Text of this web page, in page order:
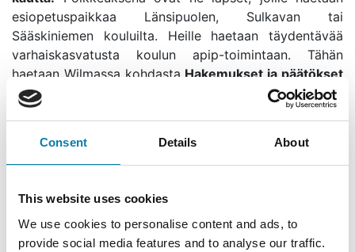
Consent Details About
This website uses cookies
We use cookies to personalise content and ads, to
provide social media features and to analyse our traffic.
esiopetuspaikkaa Länsipuolen, Sulkavan tai
Sääskiniemen kouluilta. Heille haetaan täydentävää
varhaiskasvatusta koulun apip-toimintaan. Tähän
haetaan Wilmassa kohdasta Hakemukset ja päätökset
-> Tee uusi hakemus
Hakemus täydentävä varhaiskasvatus
Hakemus aamu- ja iltapäivätoiminta